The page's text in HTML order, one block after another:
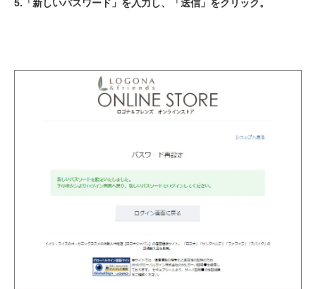
5.「新しいパスワード」を入力し、「送信」をクリック。